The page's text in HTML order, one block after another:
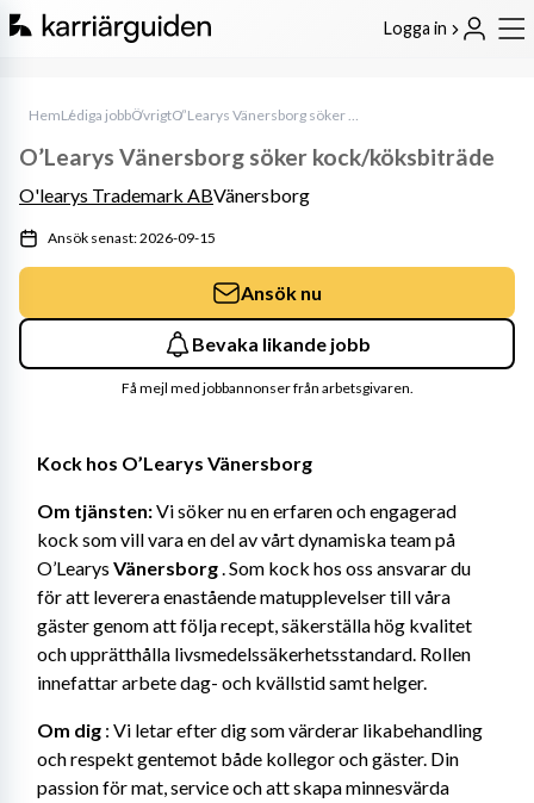
Logga in
HemLediga jobbÖvrigt O’Learys Vänersborg söker kock/köksbiträde
Kock hos O’Learys Vänersborg
Om tjänsten: Vi söker nu en erfaren och engagerad
kock som vill vara en del av vårt dynamiska team på
O’Learys Vänersborg . Som kock hos oss ansvarar du
för att leverera enastående matupplevelser till våra
gäster genom att följa recept, säkerställa hög kvalitet
och upprätthålla livsmedelssäkerhetsstandard. Rollen
innefattar arbete dag- och kvällstid samt helger.
Om dig : Vi letar efter dig som värderar likabehandling
och respekt gentemot både kollegor och gäster. Din
passion för mat, service och att skapa minnesvärda
O’Learys Vänersborg söker kock/köksbiträde
O'learys Trademark ABVänersborg
Ansök senast: 2026-09-15
Ansök nu
Bevaka likande jobb
Få mejl med jobbannonser från arbetsgivaren.